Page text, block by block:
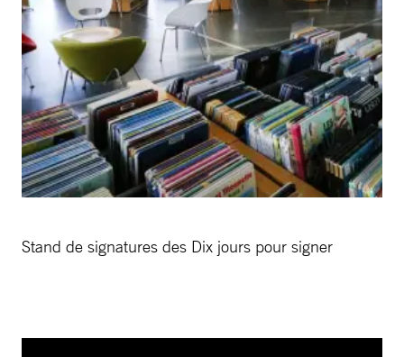
Stand de signatures des Dix jours pour signer